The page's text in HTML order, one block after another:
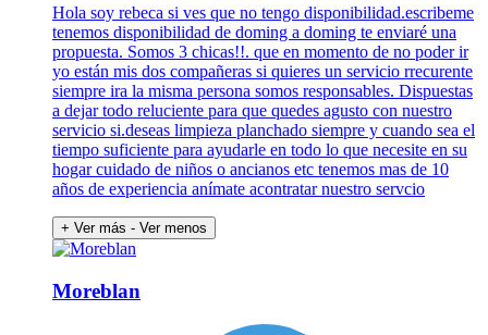
Hola soy rebeca si ves que no tengo disponibilidad.escribeme
tenemos disponibilidad de doming a doming te enviaré una
propuesta. Somos 3 chicas!!. que en momento de no poder ir
yo están mis dos compañeras si quieres un servicio rrecurente
siempre ira la misma persona somos responsables. Dispuestas
a dejar todo reluciente para que quedes agusto con nuestro
servicio si.deseas limpieza planchado siempre y cuando sea el
tiempo suficiente para ayudarle en todo lo que necesite en su
hogar cuidado de niños o ancianos etc tenemos mas de 10
años de experiencia anímate acontratar nuestro servcio
+ Ver más - Ver menos
Moreblan